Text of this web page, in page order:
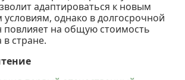
адаптироваться к новым
однако в долгосрочной
повлияет на общую стоимость
стране.